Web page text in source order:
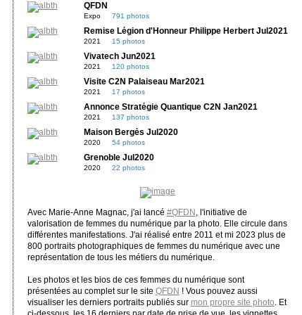
QFDN
Expo 791 photos
Remise Légion d'Honneur Philippe Herbert Jul2021
2021 15 photos
Vivatech Jun2021
2021 120 photos
Visite C2N Palaiseau Mar2021
2021 17 photos
Annonce Stratégie Quantique C2N Jan2021
2021 137 photos
Maison Bergès Jul2020
2020 54 photos
Grenoble Jul2020
2020 22 photos
Avec Marie-Anne Magnac, j'ai lancé #QFDN
, l'initiative de
valorisation de femmes du numérique par la photo. Elle circule dans
différentes manifestations. J'ai réalisé entre 2011 et mi 2023 plus de
800 portraits photographiques de femmes du numérique avec une
représentation de tous les métiers du numérique.
Les photos et les bios de ces femmes du numérique sont
présentées au complet sur le site QFDN ! Vous pouvez aussi
visualiser les derniers portraits publiés sur mon propre site photo . Et
ci-dessous, les 16 derniers par date de prise de vue, les vignettes